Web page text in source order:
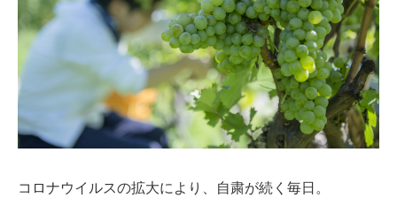
コロナウイルスの拡大により、自粛が続く毎日。